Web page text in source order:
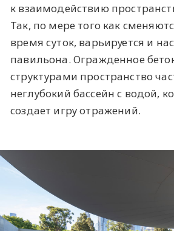
к взаимодействию
Так, по мере того как
время суток, варьируется и
павильона. Огражденное
структурами пространство
неглубокий бассейн с водой,
создает игру отражений.